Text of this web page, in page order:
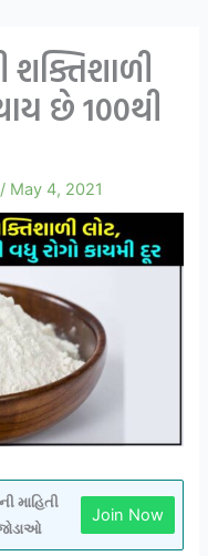
છે 100થી
/ May 4, 2021
માહિતી
Join Now